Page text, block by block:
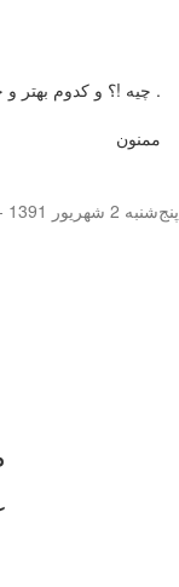
سوال من اینه که فرق EIA و ECL چیه !؟ و کدوم بهتر و جدیدتره .
ممنون
پنج‌شنبه 2 شهریور 1391 - 07:58